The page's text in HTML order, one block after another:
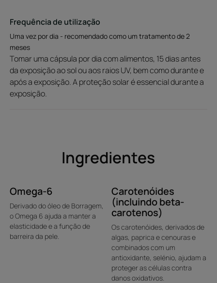
Fonte natural de betacarotenos, o suplemento alimentar
VITALFAN melhora o seu bronzeado com ou sem sol,
graças ao seu complexo único de paprica, extrato de
cenoura e algas vermelhas (Dunaliella salina).
Benefícios
de Borragem : a pele fica bem hidratada e flexível. A sua
juventude é preservada.
dois meses, pelo menos 15 dias antes da exposição solar,
assim como durante e depois.
• Não substitui o protetor solar, que é essencial durante a
exposição solar.
Frequência de utilização
Uma vez por dia - recomendado como um tratamento de 2
meses
Tomar uma cápsula por dia com alimentos, 15 dias antes
da exposição ao sol ou aos raios UV, bem como durante e
após a exposição. A proteção solar é essencial durante a
exposição.
Ingredientes
Omega-6
Derivado do óleo de Borragem,
o Omega 6 ajuda a manter a
elasticidade e a função de
barreira da pele.
Carotenóides
(incluindo beta-
carotenos)
Os carotenóides, derivados de
algas, paprica e cenouras e
combinados com um
antioxidante, selénio, ajudam a
proteger as células contra
danos oxidativos.